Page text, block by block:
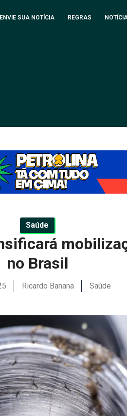
ENVIE SUA NOTÍCIA REGRAS
Saúde
no Brasil
Ricardo Banana Saúde